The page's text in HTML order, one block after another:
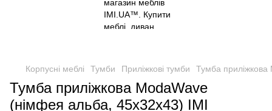
Корпусні меблі Тумби Приліжкові тумби Тумба
Тумба приліжкова ModaWave
(німфея альба, 45х32х43) IMI